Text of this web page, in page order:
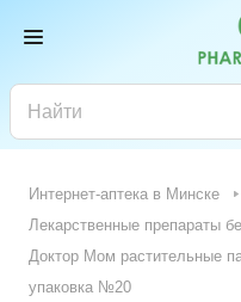
Интернет-аптека в Минске
Лекарственные препараты
Доктор Мом растительные
упаковка №20